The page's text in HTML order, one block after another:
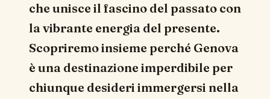
che unisce il fascino del passato con
la vibrante energia del presente.
Scopriremo insieme perché Genova
è una destinazione imperdibile per
chiunque desideri immergersi nella